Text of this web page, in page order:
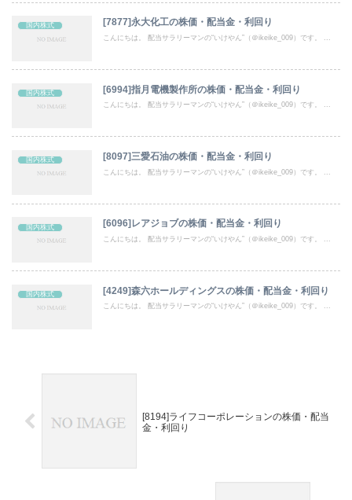
国内株式 [7877]永大化工の株価・配当金・利回り
こんにちは。 配当サラリーマンの“いけやん”（＠ikeike_009）です。 ...
国内株式 [6994]指月電機製作所の株価・配当金・利回り
こんにちは。 配当サラリーマンの“いけやん”（＠ikeike_009）です。 ...
国内株式 [8097]三愛石油の株価・配当金・利回り
こんにちは。 配当サラリーマンの“いけやん”（＠ikeike_009）です。 ...
国内株式 [6096]レアジョブの株価・配当金・利回り
こんにちは。 配当サラリーマンの“いけやん”（＠ikeike_009）です。 ...
国内株式 [4249]森六ホールディングスの株価・配当金・利回り
こんにちは。 配当サラリーマンの“いけやん”（＠ikeike_009）です。 ...
[8194]ライフコーポレーションの株価・配当
金・利回り